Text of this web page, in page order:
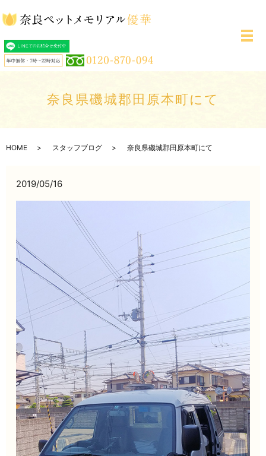
メ
奈良県磯城郡田原本町にて
HOME スタッフブログ 奈良県磯城郡田原本町にて
2019/05/16